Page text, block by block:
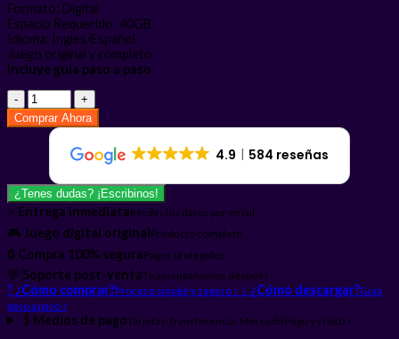
Formato: Digital
Espacio Requerido: 40GB
Idioma: Ingles/Español
Juego original y completo
Incluye guia paso a paso
Call
Of
Duty
Black
PS3
cantidad
Comprar Ahora
4.9 584 reseñas
¿Tenes dudas? ¡Escribinos!
⚡ Entrega inmediataRecibís los datos por email
🎮 Juego digital originalProducto completo
🔒 Compra 100% seguraPagos protegidos
💬 Soporte post-ventaTe acompañamos después
? ¿Cómo comprar?Proceso simple y seguro › ↓ ¿Cómo descargar?Guía
paso a paso ›
$ Medios de pagoTarjetas, transferencia, Mercado Pago y cripto ›